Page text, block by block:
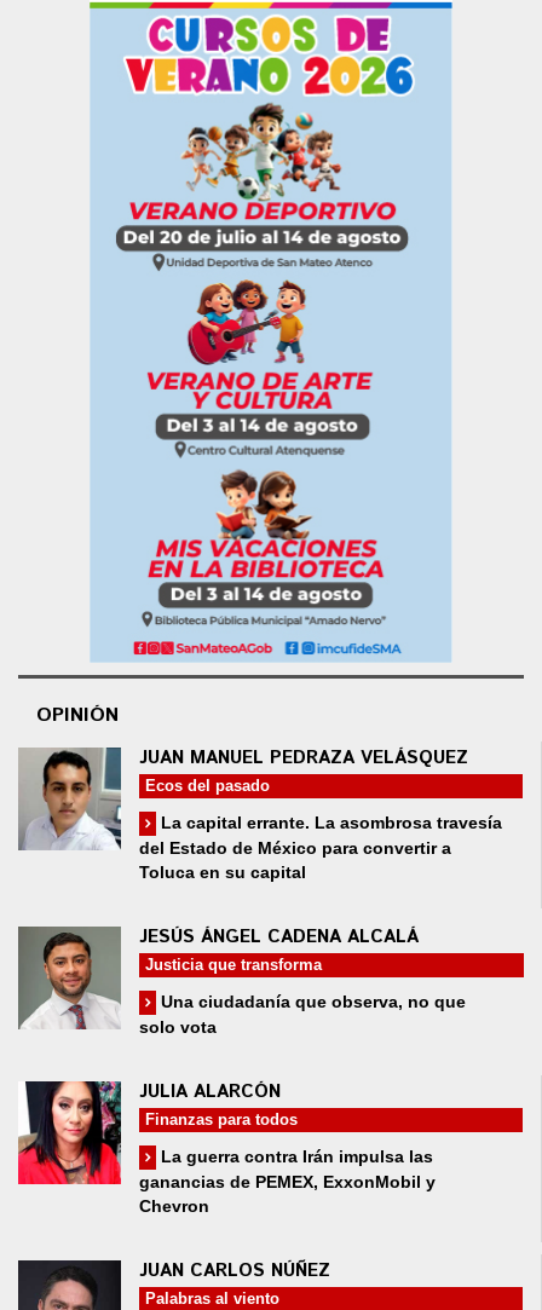
OPINIÓN
JUAN MANUEL PEDRAZA VELÁSQUEZ
Ecos del pasado
La capital errante. La asombrosa travesía
del Estado de México para convertir a
Toluca en su capital
JESÚS ÁNGEL CADENA ALCALÁ
Justicia que transforma
Una ciudadanía que observa, no que
solo vota
JULIA ALARCÓN
Finanzas para todos
La guerra contra Irán impulsa las
ganancias de PEMEX, ExxonMobil y
Chevron
JUAN CARLOS NÚÑEZ
Palabras al viento